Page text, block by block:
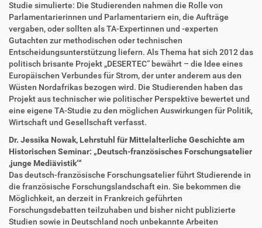
Studie simulierte: Die Studierenden nahmen die Rolle von
Parlamentarierinnen und Parlamentariern ein, die Aufträge
vergaben, oder sollten als TA-Expertinnen und -experten
Gutachten zur methodischen oder technischen
Entscheidungsunterstützung liefern. Als Thema hat sich 2012 das
politisch brisante Projekt „DESERTEC“ bewährt – die Idee eines
Europäischen Verbundes für Strom, der unter anderem aus den
Wüsten Nordafrikas bezogen wird. Die Studierenden haben das
Projekt aus technischer wie politischer Perspektive bewertet und
eine eigene TA-Studie zu den möglichen Auswirkungen für Politik,
Wirtschaft und Gesellschaft verfasst.
Dr. Jessika Nowak, Lehrstuhl für Mittelalterliche Geschichte am
Historischen Seminar: „Deutsch-französisches Forschungsatelier
‚junge Mediävistik‘“
Das deutsch-französische Forschungsatelier führt Studierende in
die französische Forschungslandschaft ein. Sie bekommen die
Möglichkeit, an derzeit in Frankreich geführten
Forschungsdebatten teilzuhaben und bisher nicht publizierte
Studien sowie in Deutschland noch unbekannte Arbeiten